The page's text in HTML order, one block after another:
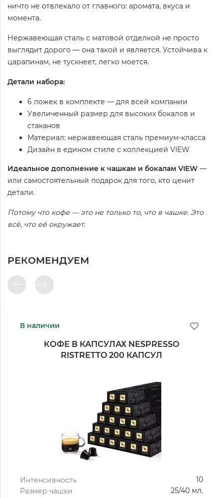
ничто не отвлекало от главного: аромата, вкуса и
момента.
Нержавеющая сталь с матовой отделкой не просто
выглядит дорого — она такой и является. Устойчива к
царапинам, не тускнеет, легко моется.
Детали набора:
6 ложек в комплекте — для всей компании
Увеличенный размер для высоких бокалов и
стаканов
Материал: нержавеющая сталь премиум-класса
Дизайн в едином стиле с коллекцией VIEW
Идеальное дополнение к чашкам и бокалам VIEW —
или самостоятельный подарок для того, кто ценит
детали.
Потому что кофе — это не только то, что в чашке. Это
всё, что её окружает.
РЕКОМЕНДУЕМ
В наличии
КОФЕ В КАПСУЛАХ NESPRESSO
RISTRETTO 200 КАПСУЛ
Интенсивность
10
Размер чашки
25/40 мл.